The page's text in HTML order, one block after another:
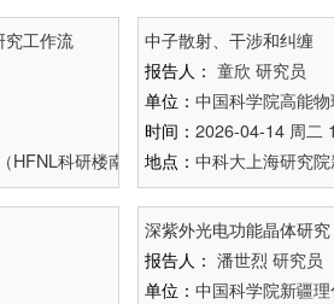
究工作流
科研楼南楼A712、科大物质楼
中子散射、干涉和纠缠
报告人： 童欣 研究员
单位： 中国科学院高能
时间： 2026-04-14 周二
地点： 中科大上海研究
深紫外光电功能晶体研究
报告人： 潘世烈 研究员
单位： 中国科学院新疆